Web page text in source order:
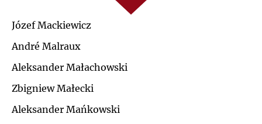
H
Józef Mackiewicz
André Malraux
Aleksander Małachowski
Zbigniew Małecki
Aleksander Mańkowski